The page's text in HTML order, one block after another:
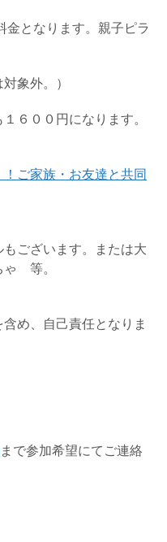
となります。親子ピラ
象外。）
６００円になります。
ご家族・お友達と共同
ございます。または大
ゃ 等。
め、自己責任となりま
まで参加希望にてご連絡